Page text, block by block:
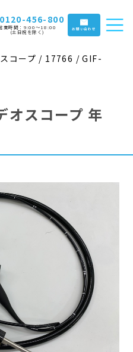
0120-456-800
業時間：9:00〜18:00
(土日祝を除く) お問い合わせ
コープ / 17766 / GIF-
オスコープ 年